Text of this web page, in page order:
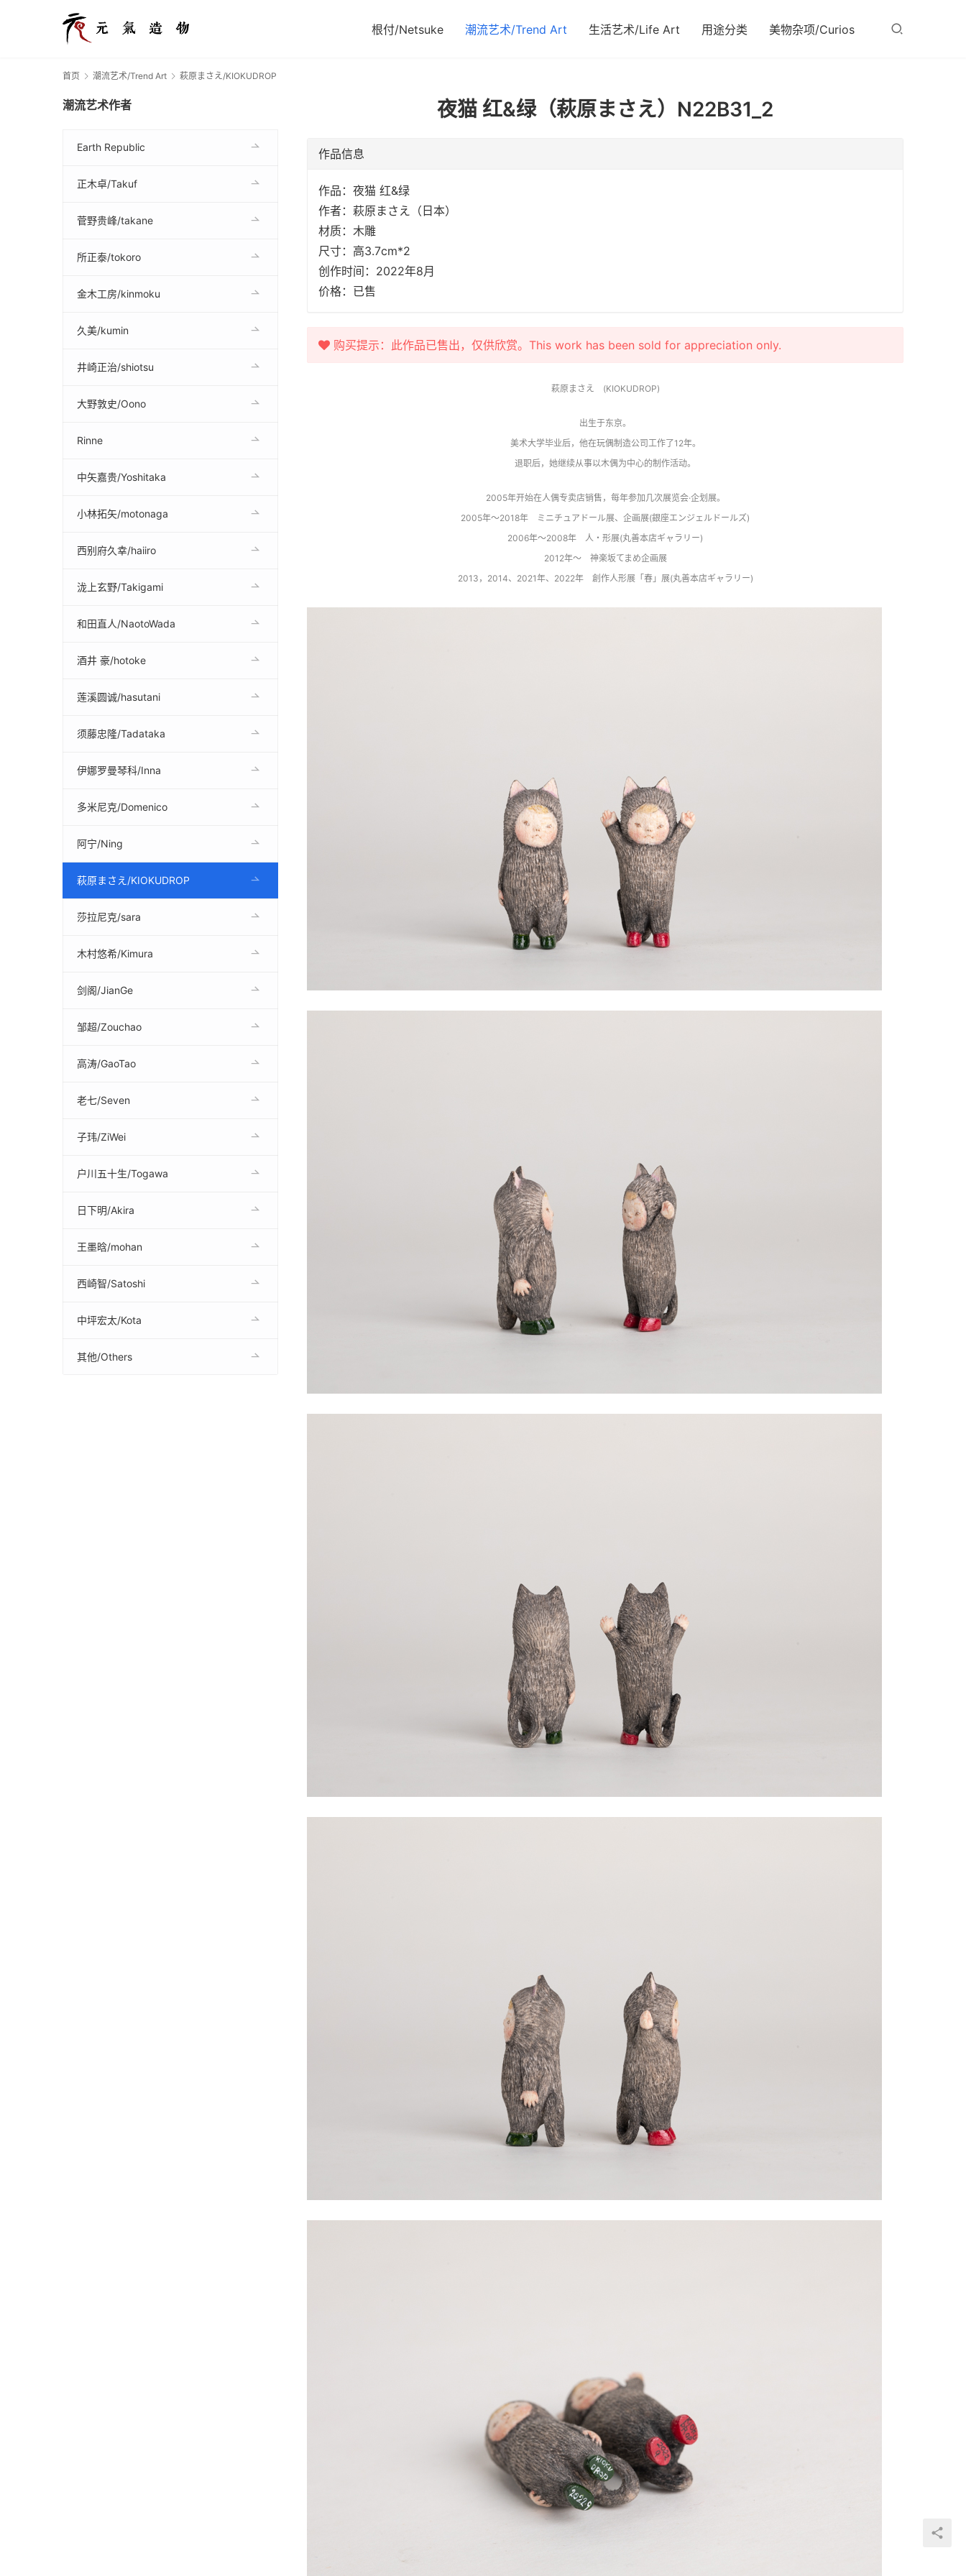
根付/Netsuke 潮流艺术/Trend Art 生活艺术/Life Art 用途分类 美物杂项/Curios
首页 潮流艺术/Trend Art 萩原まさえ/KIOKUDROP
夜猫 红&绿（萩原まさえ）N22B31_2
作品信息
作品：夜猫 红&绿
作者：萩原まさえ（日本）
材质：木雕
尺寸：高3.7cm*2
创作时间：2022年8月
价格：已售
购买提示：此作品已售出，仅供欣赏。This work has been sold for appreciation only.
萩原まさえ (KIOKUDROP)
出生于东京。
美术大学毕业后，他在玩偶制造公司工作了12年。
退职后，她继续从事以木偶为中心的制作活动。
2005年开始在人偶专卖店销售，每年参加几次展览会·企划展。
2005年～2018年 ミニチュアドール展、企画展(銀座エンジェルドールズ)
2006年～2008年 人・形展(丸善本店ギャラリー)
2012年～ 神楽坂てまめ企画展
2013，2014、2021年、2022年 創作人形展「春」展(丸善本店ギャラリー)
潮流艺术作者
Earth Republic
正木卓/Takuf
菅野贵峰/takane
所正泰/tokoro
金木工房/kinmoku
久美/kumin
井崎正治/shiotsu
大野敦史/Oono
Rinne
中矢嘉贵/Yoshitaka
小林拓矢/motonaga
西别府久幸/haiiro
泷上玄野/Takigami
和田直人/NaotoWada
酒井 豪/hotoke
莲溪圆诚/hasutani
须藤忠隆/Tadataka
伊娜罗曼琴科/Inna
多米尼克/Domenico
阿宁/Ning
萩原まさえ/KIOKUDROP
莎拉尼克/sara
木村悠希/Kimura
剑阁/JianGe
邹超/Zouchao
高涛/GaoTao
老七/Seven
子玮/ZiWei
户川五十生/Togawa
日下明/Akira
王墨晗/mohan
西崎智/Satoshi
中坪宏太/Kota
其他/Others